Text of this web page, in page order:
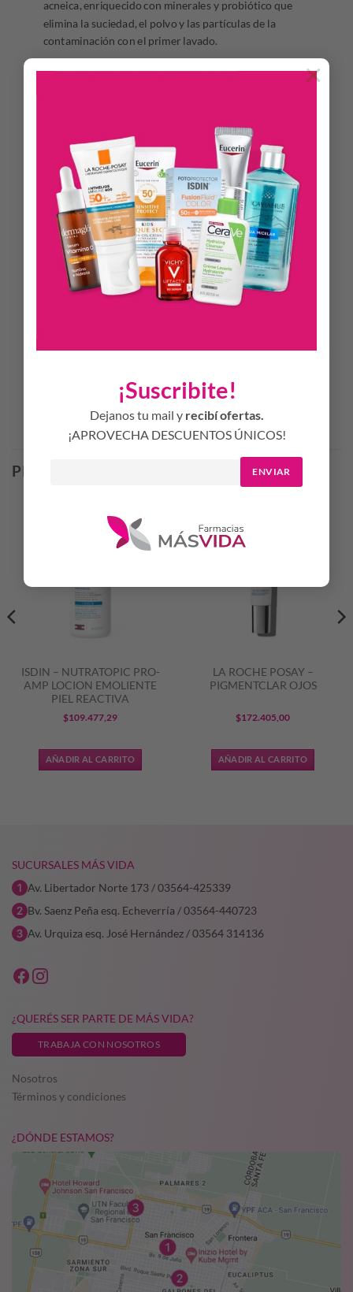
¡Suscribite!
Dejanos tu mail y recibí ofertas.
¡APROVECHA DESCUENTOS ÚNICOS!
ENVIAR
×
acneica, enriquecido con minerales y probiótico que
elimina la suciedad, el polvo y las partículas de la
contaminación con el primer lavado.
INNOVACIÓN
Textura ultraligera a base de agua para evitar la obstrucción
de los poros que se desliza fácilmente por la piel y se absorbe
con rapidez. Acabado no graso.
INGREDIENTES
ACTIVOS
Minerales (Zinc y cobre) + extracto
probiótico
TIPO DE PIEL Pieles grasas y con tendencia acnéica
BENEFICIOS
Productos Relacionados
PRODUCTOS RELACIONADOS
ISDIN – NUTRATOPIC PRO-
AMP LOCION EMOLIENTE
PIEL REACTIVA
$109.477,29
AÑADIR AL CARRITO
LA ROCHE POSAY –
PIGMENTCLAR OJOS
$172.405,00
AÑADIR AL CARRITO
SUCURSALES MÁS VIDA
Av. Libertador Norte 173 / 03564-425339
Bv. Saenz Peña esq. Echeverría / 03564-440723
Av. Urquiza esq. José Hernández / 03564 314136
¿QUERÉS SER PARTE DE MÁS VIDA?
TRABAJA CON NOSOTROS
Nosotros
Términos y condiciones
¿DÓNDE ESTAMOS?